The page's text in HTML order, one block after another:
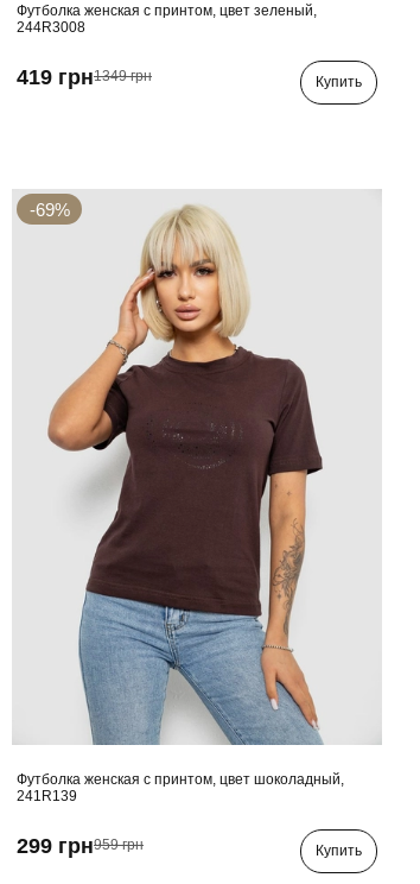
Футболка женская с принтом, цвет зеленый,
244R3008
419 грн1349 грн Купить
-69%
Футболка женская с принтом, цвет шоколадный,
241R139
299 грн959 грн Купить